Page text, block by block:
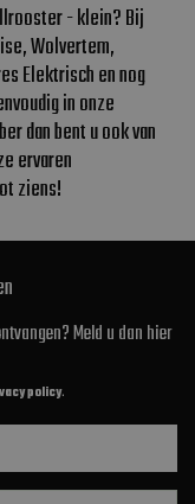
- klein? Bij
Wolvertem,
Elektrisch en nog
in onze
dan bent u ook van
ervaren
ziens!
Meld u dan hier
policy.